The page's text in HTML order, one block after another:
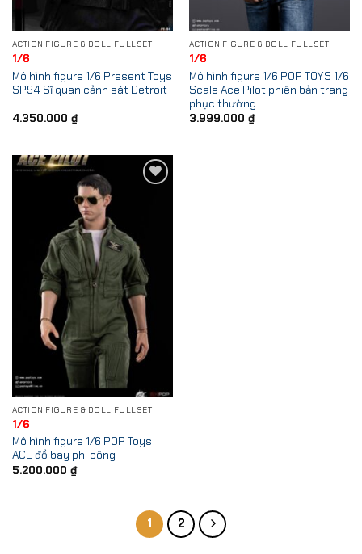
ACTION FIGURE & DOLL FULLSET
1/6
Mô hình figure 1/6 Present Toys
SP94 Sĩ quan cảnh sát Detroit
4.350.000 ₫
ACTION FIGURE & DOLL FULLSET
1/6
Mô hình figure 1/6 POP TOYS 1/6
Scale Ace Pilot phiên bản trang
phục thường
3.999.000 ₫
ACTION FIGURE & DOLL FULLSET
1/6
Mô hình figure 1/6 POP Toys
ACE đồ bay phi công
5.200.000 ₫
1 2